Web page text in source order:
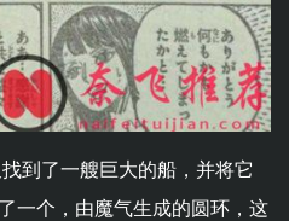
到了一艘巨大的船，并将它
一个，由魔气生成的圆环，这